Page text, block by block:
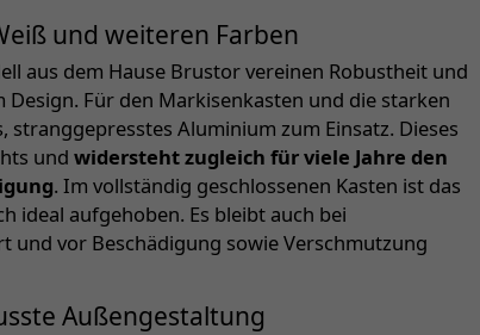
und weiteren Farben
aus dem Hause Brustor vereinen Robustheit und
Für den Markisenkasten und die starken
Aluminium zum Einsatz. Dieses
und widersteht zugleich für viele Jahre den
. Im vollständig geschlossenen Kasten ist das
ideal aufgehoben. Es bleibt auch bei
vor Beschädigung sowie Verschmutzung
Außengestaltung